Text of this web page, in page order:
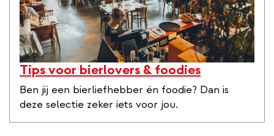
Tips voor bierlovers & foodies
Ben jij een bierliefhebber én foodie? Dan is
deze selectie zeker iets voor jou.